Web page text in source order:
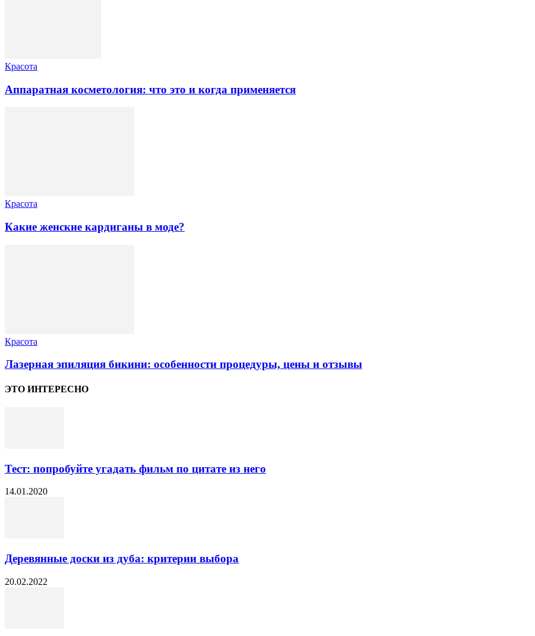
Красота
Аппаратная косметология: что это и когда применяется
Красота
Какие женские кардиганы в моде?
Красота
Лазерная эпиляция бикини: особенности процедуры, цены и отзывы
ЭТО ИНТЕРЕСНО
Тест: попробуйте угадать фильм по цитате из него
14.01.2020
Деревянные доски из дуба: критерии выбора
20.02.2022